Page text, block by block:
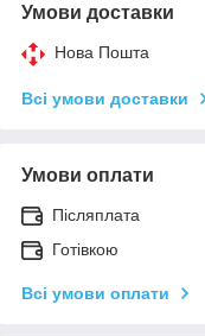
Умови доставки
Нова Пошта
Всі умови доставки
Умови оплати
Післяплата
Готівкою
Всі умови оплати